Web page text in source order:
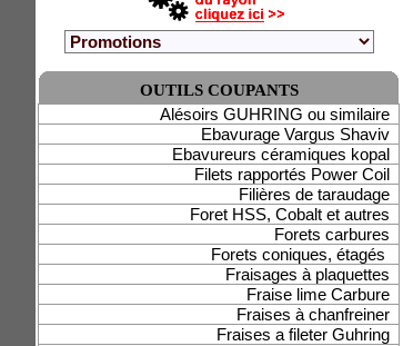
OUTILS COUPANTS
Alésoirs GUHRING ou similaire
Ebavurage Vargus Shaviv
Ebavureurs céramiques kopal
Filets rapportés Power Coil
Filières de taraudage
Foret HSS, Cobalt et autres
Forets carbures
Forets coniques, étagés
Fraisages à plaquettes
Fraise lime Carbure
Fraises à chanfreiner
Fraises a fileter Guhring